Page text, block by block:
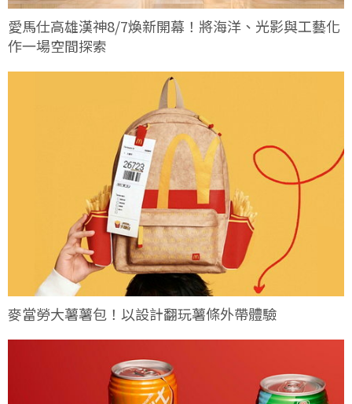
愛馬仕高雄漢神8/7煥新開幕！將海洋、光影與工藝化
作一場空間探索
麥當勞大薯薯包！以設計翻玩薯條外帶體驗